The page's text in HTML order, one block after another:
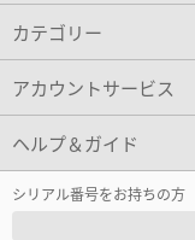
カテゴリー
アカウントサービス
ヘルプ＆ガイド
シリアル番号をお持ちの方